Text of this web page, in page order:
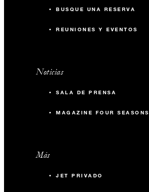
BUSQUE UNA RESERVA
REUNIONES Y EVENTOS
Noticias
SALA DE PRENSA
MAGAZINE FOUR SEASONS
Más
JET PRIVADO